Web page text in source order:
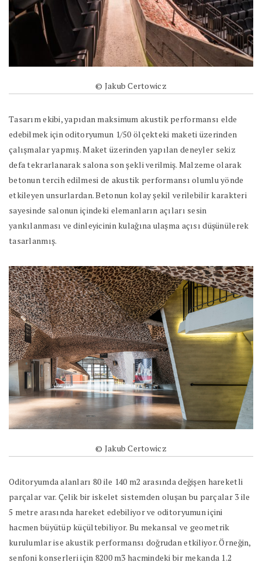
© Jakub Certowicz
Tasarım ekibi, yapıdan maksimum akustik performansı elde
edebilmek için oditoryumun 1/50 ölçekteki maketi üzerinden
çalışmalar yapmış. Maket üzerinden yapılan deneyler sekiz
defa tekrarlanarak salona son şekli verilmiş. Malzeme olarak
betonun tercih edilmesi de akustik performansı olumlu yönde
etkileyen unsurlardan. Betonun kolay şekil verilebilir karakteri
sayesinde salonun içindeki elemanların açıları sesin
yankılanması ve dinleyicinin kulağına ulaşma açısı düşünülerek
tasarlanmış.
© Jakub Certowicz
Oditoryumda alanları 80 ile 140 m2 arasında değişen hareketli
parçalar var. Çelik bir iskelet sistemden oluşan bu parçalar 3 ile
5 metre arasında hareket edebiliyor ve oditoryumun içini
hacmen büyütüp küçültebiliyor. Bu mekansal ve geometrik
kurulumlar ise akustik performansı doğrudan etkiliyor. Örneğin,
senfoni konserleri için 8200 m3 hacmindeki bir mekanda 1.2